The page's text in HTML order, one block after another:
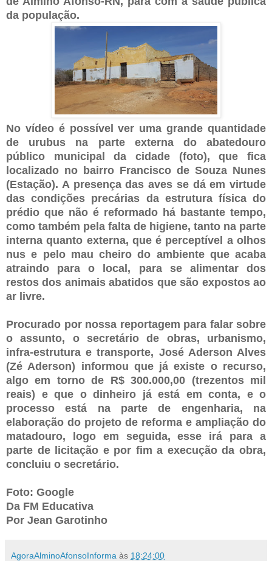
da população.
No vídeo é possível ver uma grande quantidade
de urubus na parte externa do abatedouro
público municipal da cidade (foto), que fica
localizado no bairro Francisco de Souza Nunes
(Estação). A presença das aves se dá em virtude
das condições precárias da estrutura física do
prédio que não é reformado há bastante tempo,
como também pela falta de higiene, tanto na parte
interna quanto externa, que é perceptível a olhos
nus e pelo mau cheiro do ambiente que acaba
atraindo para o local, para se alimentar dos
restos dos animais abatidos que são expostos ao
ar livre.
Procurado por nossa reportagem para falar sobre
o assunto, o secretário de obras, urbanismo,
infra-estrutura e transporte, José Aderson Alves
(Zé Aderson) informou que já existe o recurso,
algo em torno de R$ 300.000,00 (trezentos mil
reais) e que o dinheiro já está em conta, e o
processo está na parte de engenharia, na
elaboração do projeto de reforma e ampliação do
matadouro, logo em seguida, esse irá para a
parte de licitação e por fim a execução da obra,
concluiu o secretário.
Foto: Google
Da FM Educativa
Por Jean Garotinho
AgoraAlminoAfonsoInforma às 18:24:00